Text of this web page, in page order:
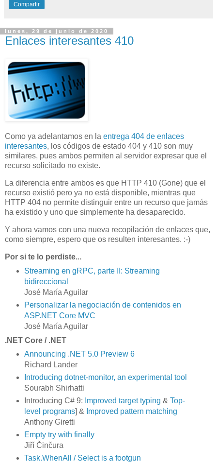
Compartir
lunes, 29 de junio de 2020
Enlaces interesantes 410
Como ya adelantamos en la entrega 404 de enlaces
interesantes, los códigos de estado 404 y 410 son muy
similares, pues ambos permiten al servidor expresar que el
recurso solicitado no existe.
La diferencia entre ambos es que HTTP 410 (Gone) que el
recurso existió pero ya no está disponible, mientras que
HTTP 404 no permite distinguir entre un recurso que jamás
ha existido y uno que simplemente ha desaparecido.
Y ahora vamos con una nueva recopilación de enlaces que,
como siempre, espero que os resulten interesantes. :-)
Por si te lo perdiste...
Streaming en gRPC, parte II: Streaming
bidireccional
José María Aguilar
Personalizar la negociación de contenidos en
ASP.NET Core MVC
José María Aguilar
.NET Core / .NET
Announcing .NET 5.0 Preview 6
Richard Lander
Introducing dotnet-monitor, an experimental tool
Sourabh Shirhatti
Introducing C# 9: Improved target typing & Top-
level programs] & Improved pattern matching
Anthony Giretti
Empty try with finally
Jiří Činčura
Task.WhenAll / Select is a footgun